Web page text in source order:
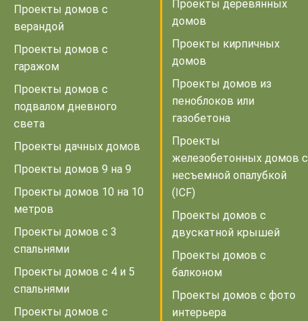
Проекты домов с
верандой
Проекты домов с
гаражом
Проекты домов с
подвалом дневного
света
Проекты дачных домов
Проекты домов 9 на 9
Проекты домов 10 на 10
метров
Проекты домов с 3
спальнями
Проекты домов с 4 и 5
спальнями
Проекты домов с
Проекты деревянных
домов
Проекты кирпичных
домов
Проекты домов из
пеноблоков или
газобетона
Проекты
железобетонных домов с
несъемной опалубкой
(ICF)
Проекты домов с
двускатной крышей
Проекты домов с
балконом
Проекты домов с фото
интерьера